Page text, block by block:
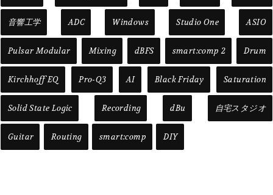
音響工学 ADC Windows Studio One ASIO
Pulsar Modular Mixing dBFS smart:comp 2 Drum
Kirchhoff EQ Pro-Q3 AI Black Friday Saturation
Solid State Logic Recording dBu 自宅スタジオ
Guitar Routing smart:comp DIY